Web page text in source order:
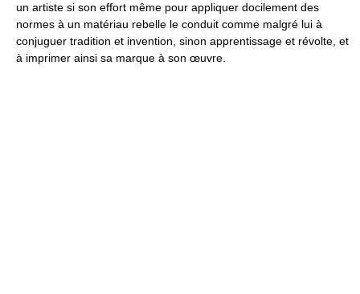
un artiste si son effort même pour appliquer docilement des
normes à un matériau rebelle le conduit comme malgré lui à
conjuguer tradition et invention, sinon apprentissage et révolte, et
à imprimer ainsi sa marque à son œuvre.